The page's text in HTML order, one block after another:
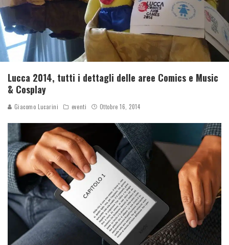
Lucca 2014, tutti i dettagli delle aree Comics e Music
& Cosplay
Giacomo Lucarini eventi Ottobre 16, 2014